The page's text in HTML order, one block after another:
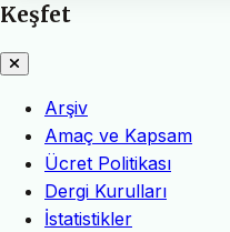
Keşfet
Arşiv
Amaç ve Kapsam
Ücret Politikası
Dergi Kurulları
İstatistikler